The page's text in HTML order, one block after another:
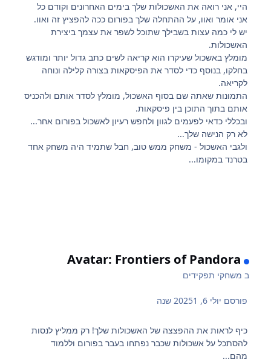
היי, אני רואה את האשכולות שלך בימים האחרונים וקודם כל
אני אומר ואוו, על ההתחלה שלך בפורום ככה להפציץ זה ואוו.
יש לי כמה עצות בשבילך שתוכל לשפר את עצמך ביצירת
האשכולות.
מומלץ באשכול שעיקרו הוא קריאה לשים כתב גדול יותר ומודגש
בחלקו, בנוסף כדי לסדר את הפיסקאות בצורה קלילה ונוחה
לקריאה.
התמונות שאתה שם בסוף האשכול, מומלץ לסדר אותם ולהכניס
אותם בתוך התוכן בין פיסקאות.
ובכללי כדאי לפעמים לגוון ולחפש רעיון לאשכול בפורום אחר...
לא רק הנישה שלך...
ולגבי האשכול - משחק ממש טוב, חבל שתמיד היה משחק אחד
בטרנד במקומו...
Avatar: Frontiers of Pandora
ב משחקי תפקידים
פורסם יולי 6, 2025 1 שנה
כיף לראות את ההפצצה של האשכולות שלך! רק ממליץ לנסות
להסתכל על אשכולות שכבר נפתחו בעבר בפורום וללמוד
מהם...